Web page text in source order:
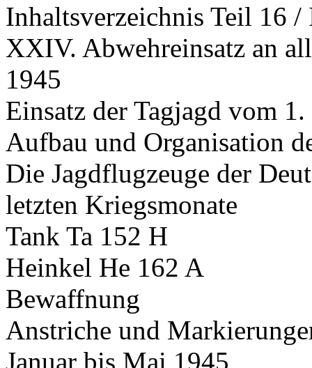
Inhaltsverzeichnis Teil 16 /
XXIV. Abwehreinsatz an
1945
Einsatz der Tagjagd vom
Aufbau und Organisation
Die Jagdflugzeuge der
letzten Kriegsmonate
Tank Ta 152 H
Heinkel He 162 A
Bewaffnung
Anstriche und
Januar bis Mai 1945